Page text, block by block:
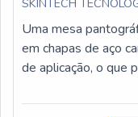
SKINTECH
Uma mesa
em chapas de aço
de aplicação, o que